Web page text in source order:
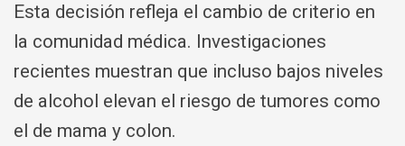
Esta decisión refleja el cambio de criterio en
la comunidad médica. Investigaciones
recientes muestran que incluso bajos niveles
de alcohol elevan el riesgo de tumores como
el de mama y colon.